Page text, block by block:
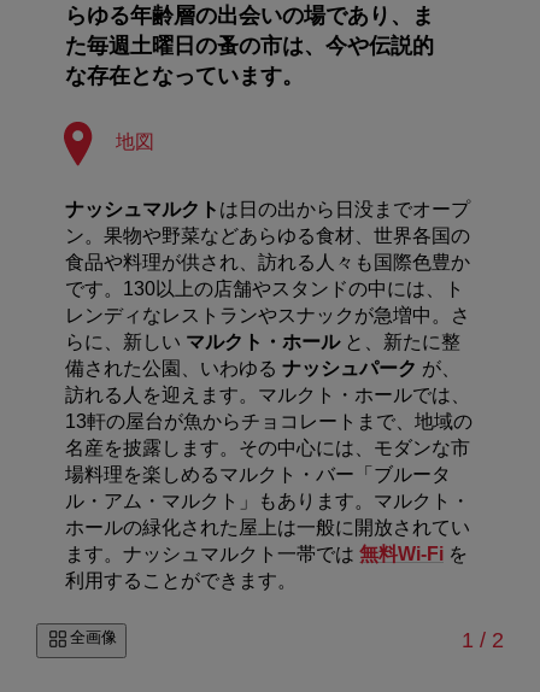
らゆる年齢層の出会いの場であり、ま
た毎週土曜日の蚤の市は、今や伝説的
な存在となっています。
地図
ナッシュマルクト は日の出から日没までオープ
ン。果物や野菜などあらゆる食材、世界各国の
食品や料理が供され、訪れる人々も国際色豊か
です。130以上の店舗やスタンドの中には、ト
レンディなレストランやスナックが急増中。
さ
らに、新しい マルクト・ホール と、新たに整
備された公園、いわゆる ナッシュパーク が、
訪れる人を迎えます。マルクト・ホールでは、
13軒の屋台が魚からチョコレートまで、地域の
名産を披露します。その中心には、モダンな市
場料理を楽しめるマルクト・バー「ブルータ
ル・アム・マルクト」もあります。マルクト・
ホールの緑化された屋上は一般に開放されてい
ます。ナッシュマルクト一帯では 無料Wi-Fi を
利用することができます。
全画像 1 // 2